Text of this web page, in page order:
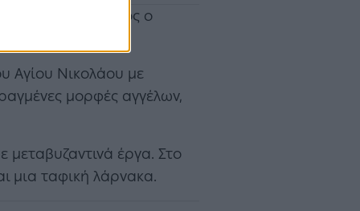
ήταν θαμμένος ο
Αγίου Νικολάου με
μορφές αγγέλων,
μεταβυζαντινά έργα. Στο
μια ταφική λάρνακα.